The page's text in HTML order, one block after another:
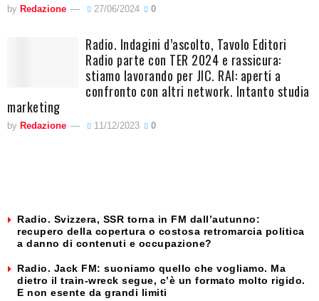
by Redazione 27/06/2024 0
Radio. Indagini d’ascolto, Tavolo Editori
Radio parte con TER 2024 e rassicura:
stiamo lavorando per JIC. RAI: aperti a
confronto con altri network. Intanto studia
marketing
by Redazione 11/12/2023 0
Radio. Svizzera, SSR torna in FM dall’autunno:
recupero della copertura o costosa retromarcia politica
a danno di contenuti e occupazione?
Radio. Jack FM: suoniamo quello che vogliamo. Ma
dietro il train-wreck segue, c’è un formato molto rigido.
E non esente da grandi limiti